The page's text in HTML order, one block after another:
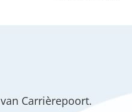
van Carrièrepoort.